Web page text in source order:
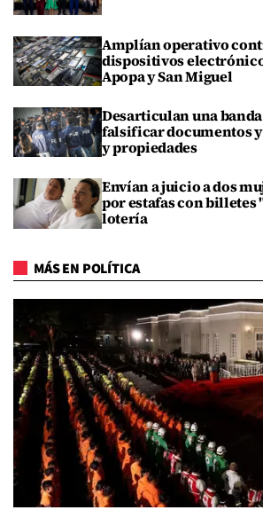
Amplían operativo
dispositivos
Apopa y San Miguel
Desarticulan una banda
falsificar documentos
y propiedades
Envían a juicio a dos
por estafas con billetes
lotería
MÁS EN POLÍTICA